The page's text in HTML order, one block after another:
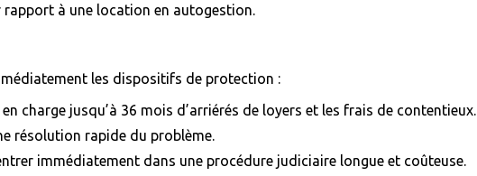
rapport à une location en autogestion.
les dispositifs de protection :
charge jusqu’à 36 mois d’arriérés de loyers et les frais de contentieux.
résolution rapide du problème.
immédiatement dans une procédure judiciaire longue et coûteuse.